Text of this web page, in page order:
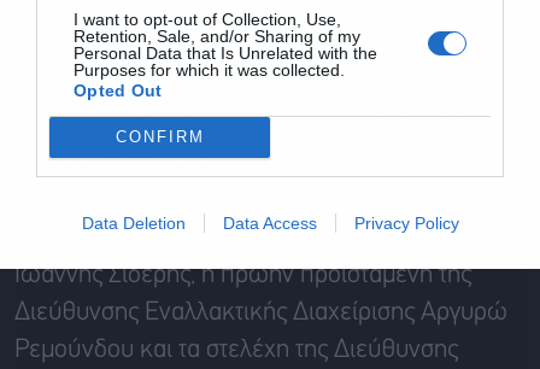
I want to opt-out of Collection, Use,
Retention, Sale, and/or Sharing of my
Personal Data that Is Unrelated with the
Purposes for which it was collected.
Opted Out
CONFIRM
Data Deletion Data Access Privacy Policy
μελών της εγκληματικής οργάνωσης εντός του
ΕΟΑΝ που έχουν κατηγορηθεί για
κακουργηματικές πράξεις, λόγω της συγκάλυψης
της οφειλής πλέον των 97.000.000 ευρώ που
οφείλουν οι μπλε κάδοι της ΕΕΑΑ στους δήμους
ήδη ο πρώην Διευθύνων Σύμβουλος του ΕΟΑΝ,
Ιωάννης Σιδέρης, η πρώην προϊσταμένη της
Διεύθυνσης Εναλλακτικής Διαχείρισης Αργυρώ
Ρεμούνδου και τα στελέχη της Διεύθυνσης